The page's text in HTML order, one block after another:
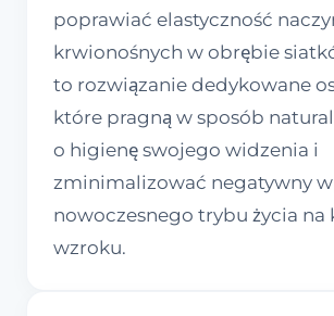
poprawiać elastyczność
krwionośnych w obrębie
to rozwiązanie dedykowane
które pragną w sposób
o higienę swojego widzenia i
zminimalizować negatywny
nowoczesnego trybu życia na
wzroku.